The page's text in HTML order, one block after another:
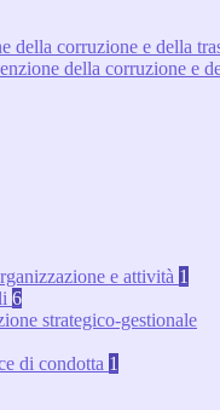
della corruzione e della
della corruzione e
e attività 1
6
strategico-gestionale
di condotta 1